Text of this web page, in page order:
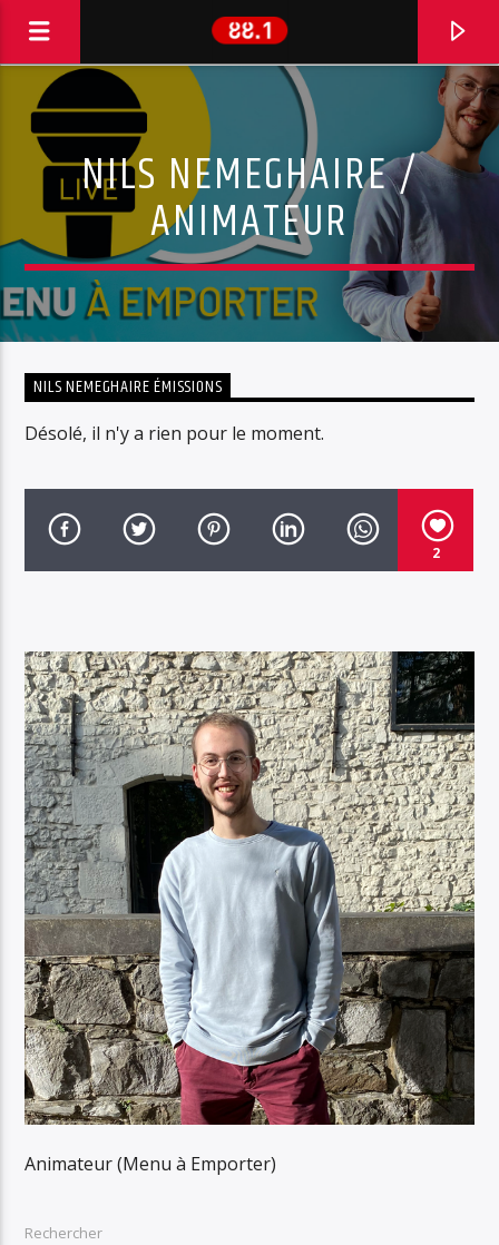
RUN Radio 88.1
NILS NEMEGHAIRE /
ANIMATEUR
NILS NEMEGHAIRE ÉMISSIONS
Désolé, il n'y a rien pour le moment.
2
Animateur (Menu à Emporter)
Rechercher